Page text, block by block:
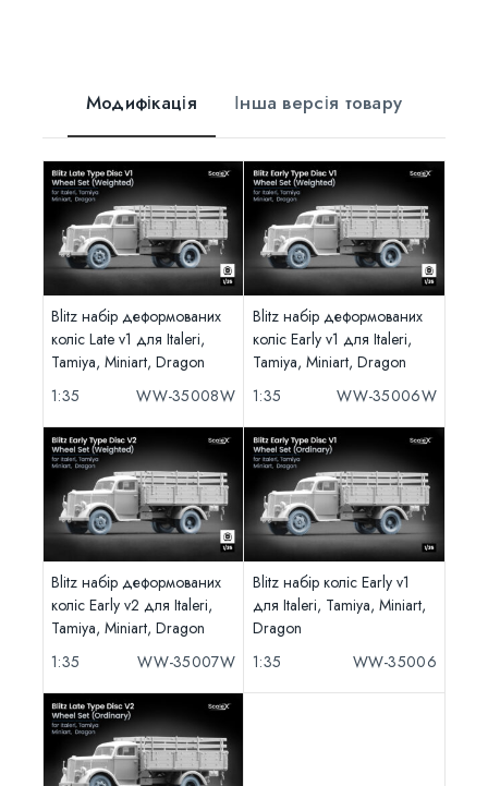
Модифікація Інша версія товару
Blitz набір деформованих
коліс Late v1 для Italeri,
Tamiya, Miniart, Dragon
1:35
WW-35008W
Blitz набір деформованих
коліс Early v1 для Italeri,
Tamiya, Miniart, Dragon
1:35
WW-35006W
Blitz набір деформованих
коліс Early v2 для Italeri,
Tamiya, Miniart, Dragon
1:35
WW-35007W
Blitz набір коліс Early v1
для Italeri, Tamiya, Miniart,
Dragon
1:35
WW-35006